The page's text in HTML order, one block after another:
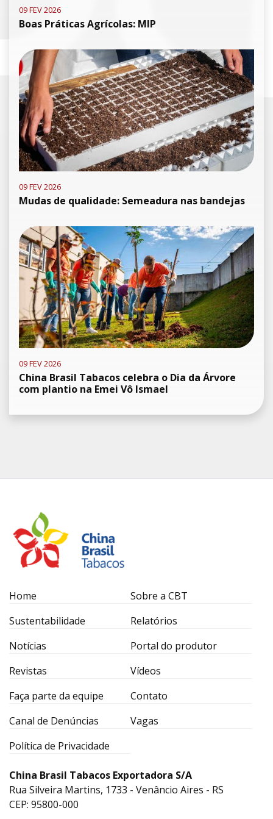
09 FEV 2026
Boas Práticas Agrícolas: MIP
09 FEV 2026
Mudas de qualidade: Semeadura nas bandejas
09 FEV 2026
China Brasil Tabacos celebra o Dia da Árvore
com plantio na Emei Vô Ismael
Home
Sobre a CBT
Sustentabilidade
Relatórios
Notícias
Portal do produtor
Revistas
Vídeos
Faça parte da equipe
Contato
Canal de Denúncias
Vagas
Política de Privacidade
China Brasil Tabacos Exportadora S/A
Rua Silveira Martins, 1733 - Venâncio Aires - RS
CEP: 95800-000